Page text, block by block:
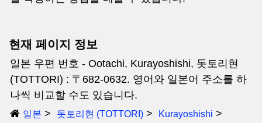
현재 페이지 정보
일본 우편 번호 - Ootachi, Kurayoshishi, 돗토리현
(TOTTORI) : 〒682-0632. 영어와 일본어 주소를 하
나씩 비교할 수도 있습니다.
일본 돗토리현 (TOTTORI) Kurayoshishi